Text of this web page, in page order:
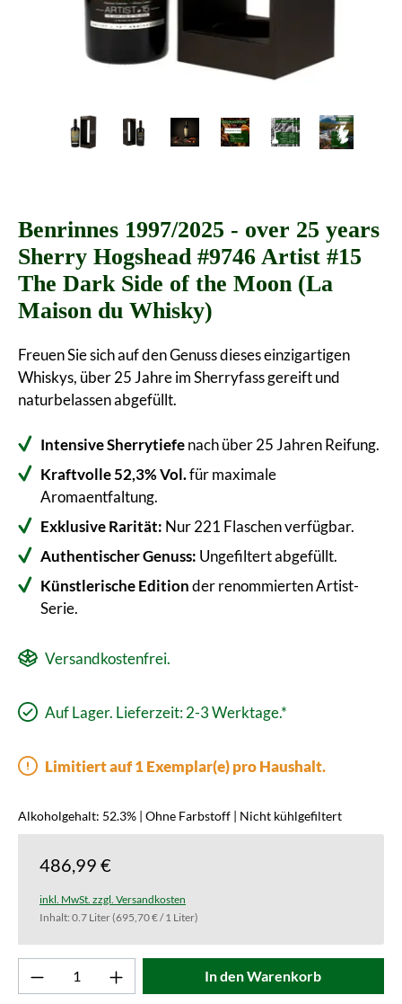
Benrinnes 1997/2025 - over 25 years
Sherry Hogshead #9746 Artist #15
The Dark Side of the Moon (La
Maison du Whisky)
Freuen Sie sich auf den Genuss dieses einzigartigen
Whiskys, über 25 Jahre im Sherryfass gereift und
naturbelassen abgefüllt.
Intensive Sherrytiefenach über 25 Jahren Reifung.
Kraftvolle 52,3% Vol.für maximale
Aromaentfaltung.
Exklusive Rarität: Nur 221 Flaschen verfügbar.
Authentischer Genuss: Ungefiltert abgefüllt.
Künstlerische Editionder renommierten Artist-
Serie.
Versandkostenfrei.
Auf Lager. Lieferzeit: 2-3 Werktage.*
Limitiert auf 1 Exemplar(e) pro Haushalt.
Alkoholgehalt: 52.3% | Ohne Farbstoff | Nicht kühlgefiltert
486,99 €
inkl. MwSt. zzgl. Versandkosten
Inhalt: 0.7 Liter(695,70 € / 1 Liter)
Produkt Anzahl: Gib den gewünschten
In den Warenkorb